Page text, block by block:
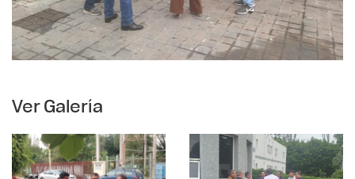
Ver Galería